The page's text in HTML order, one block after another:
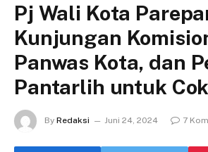
Pj Wali Kota
Kunjungan
Panwas Kota, dan
Pantarlih untuk
By Redaksi Juni 24, 2024 7